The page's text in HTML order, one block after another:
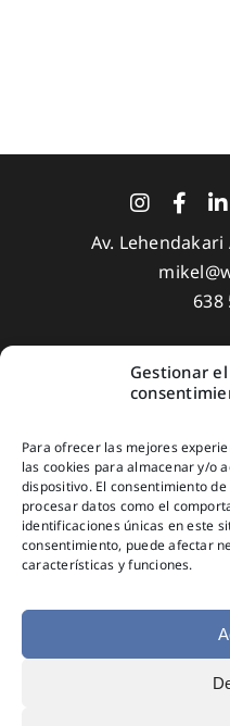
Gestionar el
Para ofrecer las mejores
las cookies para almacenar y/o
dispositivo. El consentimiento
procesar datos como el
identificaciones únicas en este
consentimiento, puede afectar
características y funciones.
Av.
638
Política